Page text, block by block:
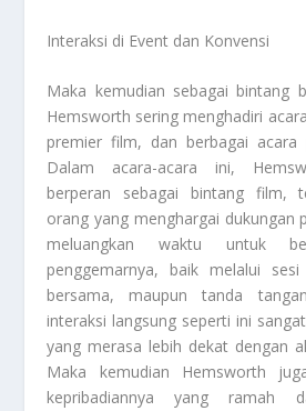
Interaksi di Event dan Konvensi
Maka kemudian sebagai bintang
Hemsworth sering menghadiri
premier film, dan berbagai acara
Dalam acara-acara ini,
berperan sebagai bintang film,
orang yang menghargai dukungan
meluangkan waktu untuk
penggemarnya, baik melalui
bersama, maupun tanda
interaksi langsung seperti ini
yang merasa lebih dekat dengan
Maka kemudian Hemsworth
kepribadiannya yang ramah